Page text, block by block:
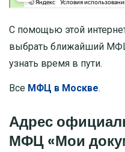
С помощью этой
выбрать ближайший
узнать время в пути.
Все МФЦ в Москве.
Адрес
МФЦ «Мои